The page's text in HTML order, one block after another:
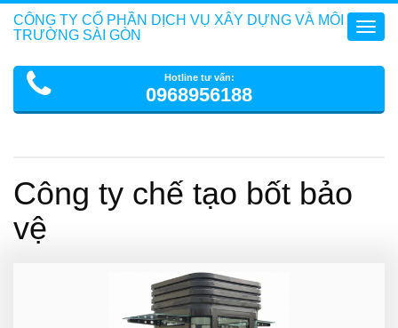
CÔNG TY CỔ PHẦN DỊCH VỤ XÂY DỰNG VÀ MÔI
TRƯỜNG SÀI GÒN
Hotline tư vấn:
0968956188
Công ty chế tạo bốt bảo
vệ